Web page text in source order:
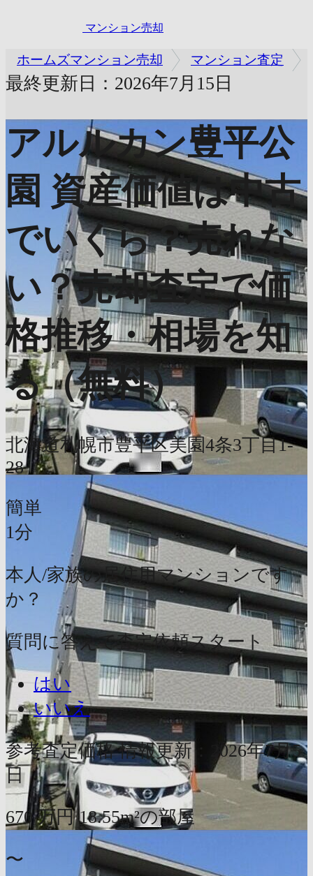
マンション売却
ホームズマンション売却 マンション査定
最終更新日：2026年7月15日
アルルカン豊平公
園 資産価値は中古
でいくら？売れな
い？売却査定で価
格推移・相場を知
る（無料）
北海道札幌市豊平区美園4条3丁目1-
28
簡単
1分
本人/家族の居住用マンションです
か？
質問に答えて査定依頼スタート
はい
いいえ
参考査定価格 情報更新：2026年7月5
日
670 万円 18.55m²の部屋
〜